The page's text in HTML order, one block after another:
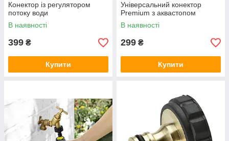
Конектор із регулятором
потоку води
В наявності
399 ₴
Купити
Універсальний конектор
Premium з аквастопом
В наявності
299 ₴
Купити